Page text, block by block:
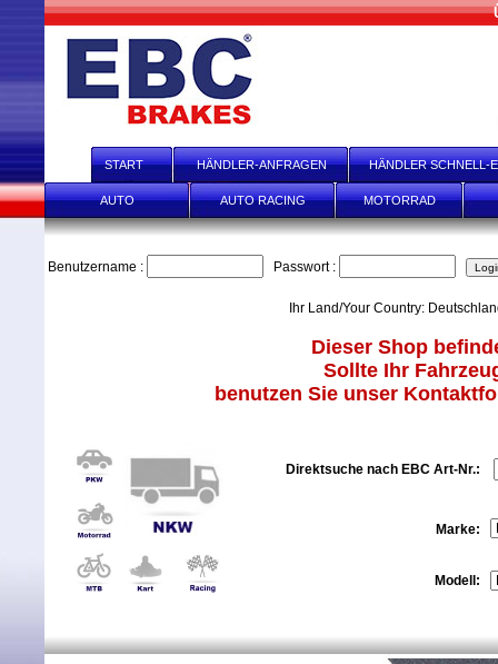
START HÄNDLER-ANFRAGEN HÄNDLER SCHNELL-
AUTO AUTO RACING MOTORRAD
Benutzername : Passwort :
Ihr Land/Your Country:
Dieser Shop
Sollte Ihr
benutzen Sie unser
Direktsuche nach EBC Art-Nr.:
Marke:
Modell: